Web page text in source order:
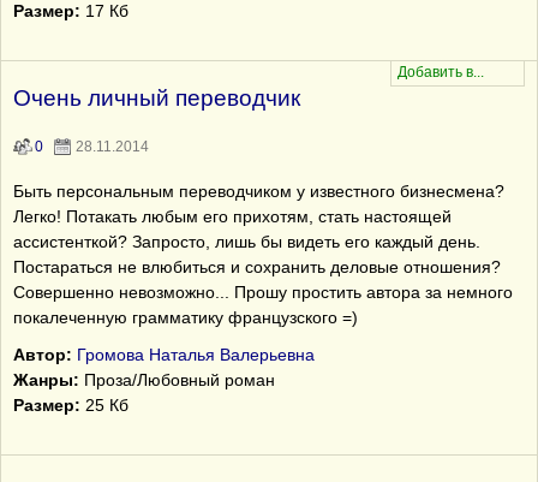
Размер: 17 Кб
Очень личный переводчик
0 28.11.2014
Быть персональным переводчиком у известного бизнесмена?
Легко! Потакать любым его прихотям, стать настоящей
ассистенткой? Запросто, лишь бы видеть его каждый день.
Постараться не влюбиться и сохранить деловые отношения?
Совершенно невозможно... Прошу простить автора за немного
покалеченную грамматику французского =)
Автор: Громова Наталья Валерьевна
Жанры: Проза/Любовный роман
Размер: 25 Кб